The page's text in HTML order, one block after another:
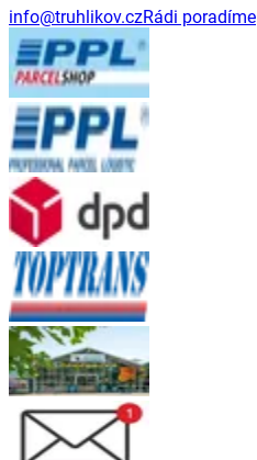
info@truhlikov.czRádi poradíme